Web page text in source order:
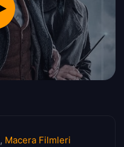
, Macera Filmleri